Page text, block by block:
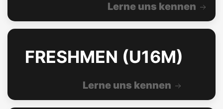
Lerne uns kennen
FRESHMEN (U16M)
Lerne uns kennen